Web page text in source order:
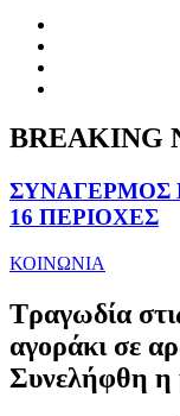
BREAKING
ΣΥΝΑΓΕΡΜΟΣ
16 ΠΕΡΙΟΧΕΣ
ΚΟΙΝΩΝΙΑ
Τραγωδία
αγοράκι σε
Συνελήφθη η